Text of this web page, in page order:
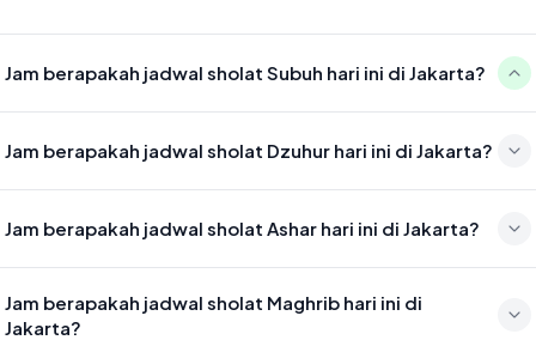
Jam berapakah jadwal sholat Subuh hari ini di Jakarta?
Jam berapakah jadwal sholat Dzuhur hari ini di Jakarta?
Jam berapakah jadwal sholat Ashar hari ini di Jakarta?
Jam berapakah jadwal sholat Maghrib hari ini di
Jakarta?